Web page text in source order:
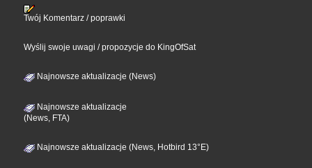
Twój Komentarz / poprawki
Wyślij swoje uwagi / propozycje do KingOfSat
Najnowsze aktualizacje (News)
Najnowsze aktualizacje
(News, FTA)
Najnowsze aktualizacje (News, Hotbird 13°E)